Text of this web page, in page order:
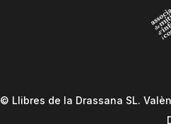
© Llibres de la Drassana SL.